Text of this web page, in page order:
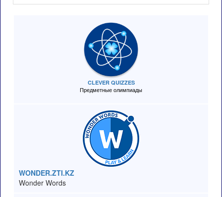
CLEVER QUIZZES
Предметные олимпиады
WONDER.ZTI.KZ
Wonder Words